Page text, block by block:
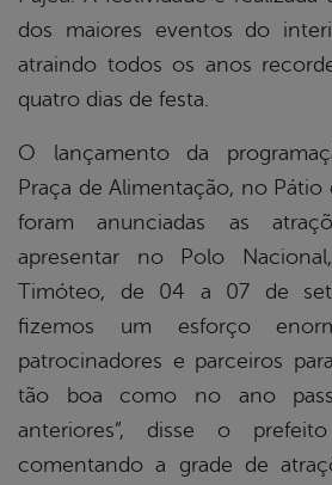
dos maiores eventos do
atraindo todos os anos
quatro dias de festa.
O lançamento da
Praça de Alimentação, no Pátio
foram anunciadas as
apresentar no Polo
Timóteo, de 04 a 07 de
fizemos um esforço
patrocinadores e parceiros
tão boa como no ano
anteriores”, disse o
comentando a grade de